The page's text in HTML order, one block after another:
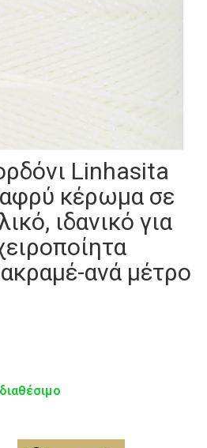
Linhasita
κέρωμα σε
ιδανικό για
ανά μέτρο